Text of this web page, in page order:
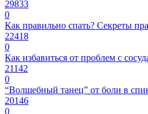
29833
0
Как правильно спать? Секреты
22418
0
Как избавиться от проблем с
21142
0
“Волшебный танец” от боли в
20146
0